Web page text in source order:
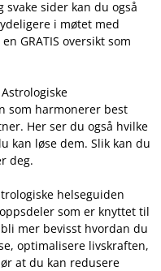
svake sider kan du også
i møtet med
GRATIS oversikt som
som harmonerer best
Her ser du også hvilke
kan løse dem. Slik kan du
deg.
helseguiden
som er knyttet til
mer bevisst hvordan du
optimalisere livskraften,
at du kan redusere